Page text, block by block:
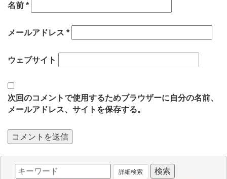
名前 *
メールアドレス *
ウェブサイト
次回のコメントで使用するためブラウザーに自分の名前、
メールアドレス、サイトを保存する。
詳細検索